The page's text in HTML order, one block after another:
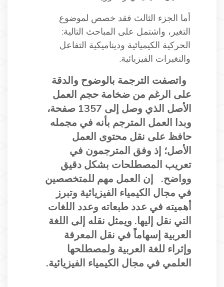
أما الجزء الثالث فقد خصص لموضوع
التغير، واشتمل على المباحث التالية:
الحركية الكيميائية وديناميكية التفاعل
والتغيرات الفيزيائية.
واتصفت الترجمة بالوضوح والدقة
على الرغم من ضخامة حجم العمل
الأصل الذي وصل إلى 1357 صفحة،
وبدا العمل المترجم بأنه في مجمله
حافظ على نقل محتوى العمل
الأصل؛ إذ وفق المترجمون في
تعريب المصطلحات بشكل دقيق
وواضح.
إن العمل مهم للمتخصصين
في مجال الكيمياء الفيزيائية وتبرز
أهميته في عدد طبعاته وعدد اللغات
التي نقل إليها. ويمثل نقله إلى اللغة
العربية إسهاماً في نقل المعرفة
وإثراء للغة العربية ولمصطلحها
العلمي في مجال الكيمياء الفيزيائية.